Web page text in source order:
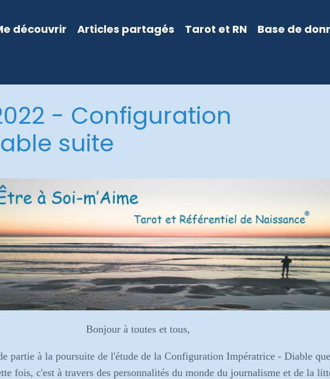
découvrir Articles partagés Tarot et RN Base de
- Configuration
suite
Bonjour à toutes et tous,
partie à la poursuite de l'étude de la Configuration Impératrice - Diable
fois, c'est à travers des personnalités du monde du journalisme et de la